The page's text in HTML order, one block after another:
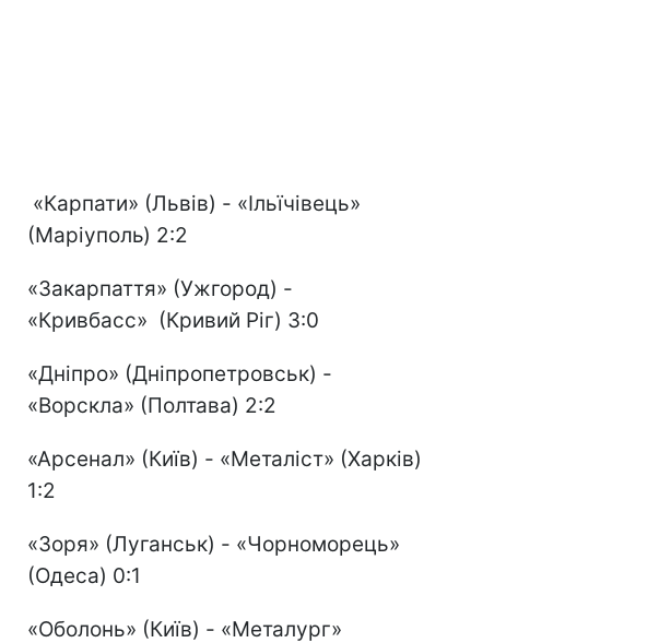
«Карпати» (Львів) - «Ільїчівець»
(Маріуполь) 2:2
«Закарпаття» (Ужгород) -
«Кривбасс» (Кривий Ріг) 3:0
«Дніпро» (Дніпропетровськ) -
«Ворскла» (Полтава) 2:2
«Арсенал» (Київ) - «Металіст» (Харків)
1:2
«Зоря» (Луганськ) - «Чорноморець»
(Одеса) 0:1
«Оболонь» (Київ) - «Металург»